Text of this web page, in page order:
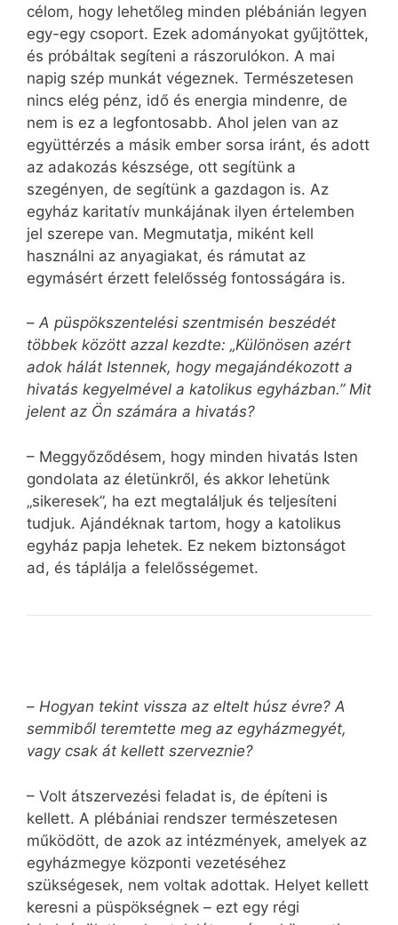
célom, hogy lehetőleg minden plébánián legyen
egy-egy csoport. Ezek adományokat gyűjtöttek,
és próbáltak segíteni a rászorulókon. A mai
napig szép munkát végeznek. Természetesen
nincs elég pénz, idő és energia mindenre, de
nem is ez a legfontosabb. Ahol jelen van az
együttérzés a másik ember sorsa iránt, és adott
az adakozás készsége, ott segítünk a
szegényen, de segítünk a gazdagon is. Az
egyház karitatív munkájának ilyen értelemben
jel szerepe van. Megmutatja, miként kell
használni az anyagiakat, és rámutat az
egymásért érzett felelősség fontosságára is.
– A püspökszentelési szentmisén beszédét
többek között azzal kezdte: „Különösen azért
adok hálát Istennek, hogy megajándékozott a
hivatás kegyelmével a katolikus egyházban.” Mit
jelent az Ön számára a hivatás?
– Meggyőződésem, hogy minden hivatás Isten
gondolata az életünkről, és akkor lehetünk
„sikeresek”, ha ezt megtaláljuk és teljesíteni
tudjuk. Ajándéknak tartom, hogy a katolikus
egyház papja lehetek. Ez nekem biztonságot
ad, és táplálja a felelősségemet.
– Hogyan tekint vissza az eltelt húsz évre? A
semmiből teremtette meg az egyházmegyét,
vagy csak át kellett szerveznie?
– Volt átszervezési feladat is, de építeni is
kellett. A plébániai rendszer természetesen
működött, de azok az intézmények, amelyek az
egyházmegye központi vezetéséhez
szükségesek, nem voltak adottak. Helyet kellett
keresni a püspökségnek – ezt egy régi